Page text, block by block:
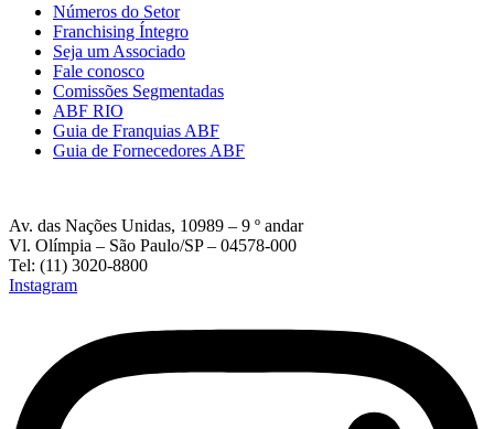
Números do Setor
Franchising Íntegro
Seja um Associado
Fale conosco
Comissões Segmentadas
ABF RIO
Guia de Franquias ABF
Guia de Fornecedores ABF
Av. das Nações Unidas, 10989 – 9 º andar
Vl. Olímpia – São Paulo/SP – 04578-000
Tel: (11) 3020-8800
Instagram